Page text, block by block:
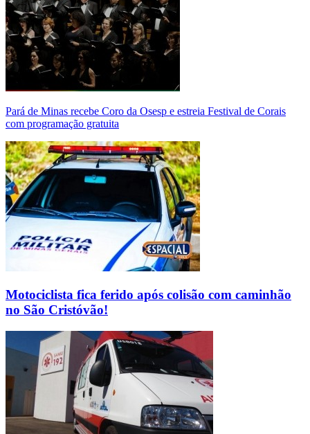
Pará de Minas recebe Coro da Osesp e estreia Festival de Corais
com programação gratuita
Motociclista fica ferido após colisão com caminhão
no São Cristóvão!